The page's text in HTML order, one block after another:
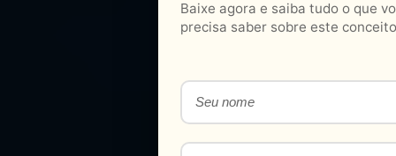
Baixe agora e saiba tudo o que
precisa saber sobre este